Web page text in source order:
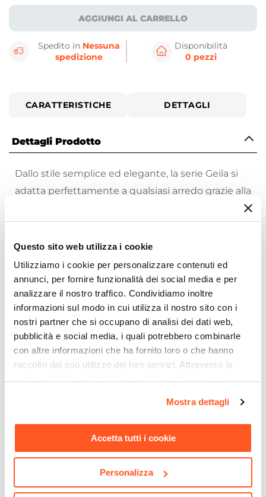
Questo sito web utilizza i cookie
Utilizziamo i cookie per personalizzare contenuti ed
annunci, per fornire funzionalità dei social media e per
analizzare il nostro traffico. Condividiamo inoltre
informazioni sul modo in cui utilizza il nostro sito con i
nostri partner che si occupano di analisi dei dati web,
pubblicità e social media, i quali potrebbero combinarle
con altre informazioni che ha fornito loro o che hanno
raccolto dal suo utilizzo dei loro servizi. Attraverso la
momento. Per maggiori informazioni si invita a leggere la
Mostra dettagli
Accetta tutti i cookie
Personalizza
AGGIUNGI AL CARRELLO
Spedito in Nessuna
spedizione
Disponibilità
0 pezzi
CARATTERISTICHE DETTAGLI
Dettagli Prodotto
Dallo stile semplice ed elegante, la serie Geila si
adatta perfettamente a qualsiasi arredo grazie alla
renderanno il tuo soggiorno un luogo perfetto
per rilassarsi.
Esprimi la tua personalità con elementi d’arredo
versatili, scegli la finitura che fa per te.
Riepilogo Caratteristiche
Caratteristiche
Tipologia
102 cm
162 cm
Ti suggeriamo anche